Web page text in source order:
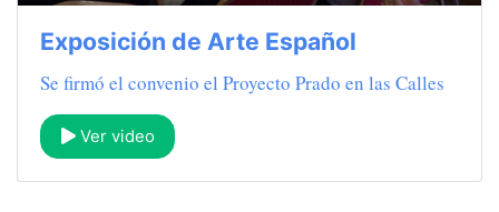
Exposición de Arte Español
Se firmó el convenio el Proyecto Prado en las Calles
Ver video